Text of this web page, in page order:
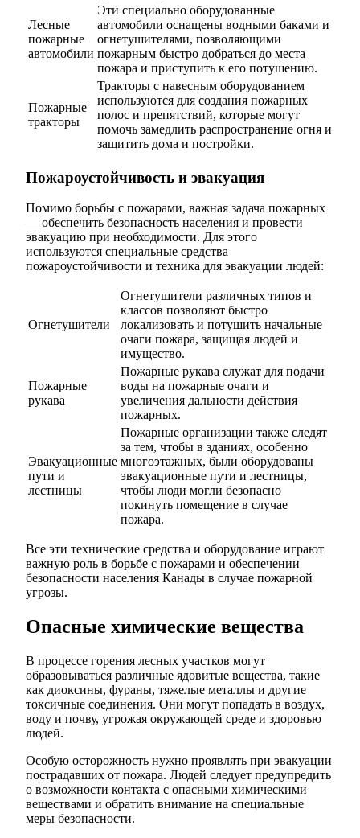
Лесные
пожарные
автомобили
Эти специально оборудованные
автомобили оснащены водными баками и
огнетушителями, позволяющими
пожарным быстро добраться до места
пожара и приступить к его потушению.
Пожарные
тракторы
Тракторы с навесным оборудованием
используются для создания пожарных
полос и препятствий, которые могут
помочь замедлить распространение огня и
защитить дома и постройки.
Пожароустойчивость и эвакуация
Помимо борьбы с пожарами, важная задача пожарных
— обеспечить безопасность населения и провести
эвакуацию при необходимости. Для этого
используются специальные средства
пожароустойчивости и техника для эвакуации людей:
Огнетушители
Огнетушители различных типов и
классов позволяют быстро
локализовать и потушить начальные
очаги пожара, защищая людей и
имущество.
Пожарные
рукава
Пожарные рукава служат для подачи
воды на пожарные очаги и
увеличения дальности действия
пожарных.
Эвакуационные
пути и
лестницы
Пожарные организации также следят
за тем, чтобы в зданиях, особенно
многоэтажных, были оборудованы
эвакуационные пути и лестницы,
чтобы люди могли безопасно
покинуть помещение в случае
пожара.
Все эти технические средства и оборудование играют
важную роль в борьбе с пожарами и обеспечении
безопасности населения Канады в случае пожарной
угрозы.
Опасные химические вещества
В процессе горения лесных участков могут
образовываться различные ядовитые вещества, такие
как диоксины, фураны, тяжелые металлы и другие
токсичные соединения. Они могут попадать в воздух,
воду и почву, угрожая окружающей среде и здоровью
людей.
Особую осторожность нужно проявлять при эвакуации
пострадавших от пожара. Людей следует предупредить
о возможности контакта с опасными химическими
веществами и обратить внимание на специальные
меры безопасности.